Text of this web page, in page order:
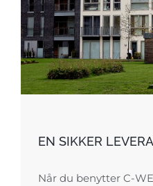
EN SIKKER
Når du benytter C-